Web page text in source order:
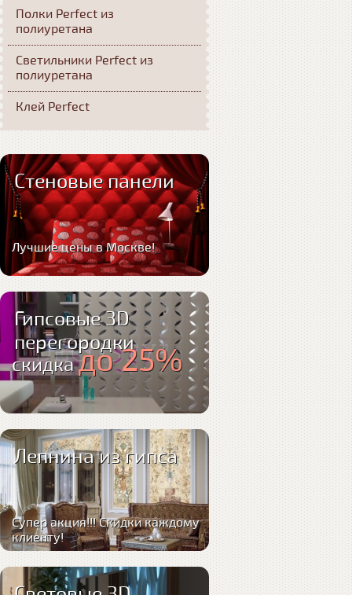
Полки Perfect из
полиуретана
Светильники Perfect из
полиуретана
Клей Perfect
Стеновые панели
Лучшие цены в Москве!
Гипсовые 3D
перегородки
скидкадо 25%
Лепнина из гипса
Супер акция!!! Скидки каждому
клиенту!